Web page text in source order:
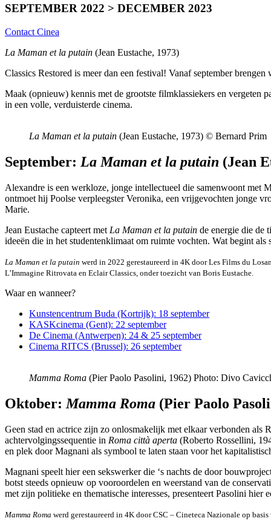
SEPTEMBER 2022 > DECEMBER 2023
Contact Cinea
La Maman et la putain (Jean Eustache, 1973)
Classics Restored is meer dan een festival! Vanaf september
Maak (opnieuw) kennis met de grootste filmklassiekers en vergeten
in een volle, verduisterde cinema.
La Maman et la putain (Jean Eustache, 1973) © Bernard Prim
September: La Maman et la putain (Jean
Alexandre is een werkloze, jonge intellectueel die samenwoont met
ontmoet hij Poolse verpleegster Veronika, een vrijgevochten jonge
Marie.
Jean Eustache capteert met La Maman et la putain de energie die de
ideeën die in het studentenklimaat om ruimte vochten. Wat begint
La Maman et la putain werd in 2022 gerestaureerd in 4K door Les Films du
L’Immagine Ritrovata en Eclair Classics, onder toezicht van Boris Eustache.
Waar en wanneer?
Kunstencentrum Buda (Kortrijk): 18 september
KASKcinema (Gent): 22 september
De Cinema (Antwerpen): 24 & 25 september
Cinema RITCS (Brussel): 26 september
Mamma Roma (Pier Paolo Pasolini, 1962) Photo: Divo
Oktober: Mamma Roma (Pier Paolo
Geen stad en actrice zijn zo onlosmakelijk met elkaar verbonden als
achtervolgingssequentie in Roma città aperta (Roberto Rossellini,
en plek door Magnani als symbool te laten staan voor het
Magnani speelt hier een sekswerker die ‘s nachts de door
botst steeds opnieuw op vooroordelen en weerstand van de
met zijn politieke en thematische interesses, presenteert Pasolini
Mamma Roma werd gerestaureerd in 4K door CSC – Cineteca Nazionale op